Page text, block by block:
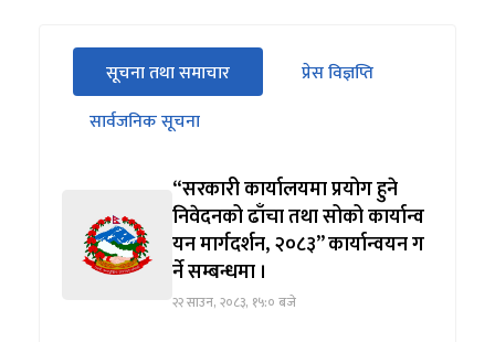
सीधा
पहिलो
ट्याबको
सूचना तथा समाचार
(सक्रिय ट्याब)
प्रेस विज्ञप्ति
सार्वजनिक सूचना
“सरकारी कार्यालयमा प्रयोग हुने
निवेदनको ढाँचा तथा सोको कार्यान्व
यन मार्गदर्शन, २०८३” कार्यान्वयन ग
र्ने सम्बन्धमा ।
२२ साउन, २०८३, १५:० बजे